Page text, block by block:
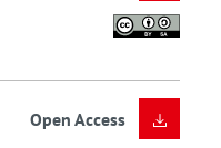
Open Access